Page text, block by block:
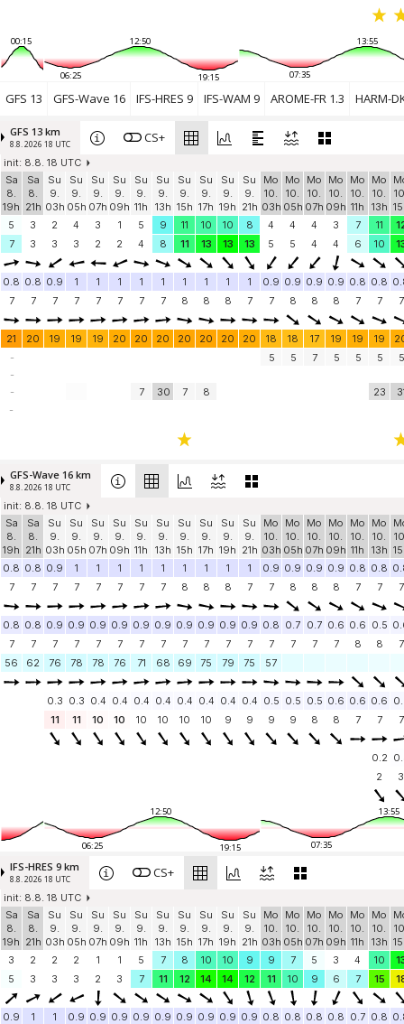
00:15 12:50
06:25 19:15
13:55
07:35
GFS 13 GFS-Wave 16 IFS-HRES 9 IFS-WAM 9 AROME-FR 1.3 HARM-
GFS 13 km
8.8. 2026 18 UTC CS+
init: 8.8. 18 UTC
Sa
8.
19h
Sa
8.
21h
Su
9.
03h
Su
9.
05h
Su
9.
07h
Su
9.
09h
Su
9.
11h
Su
9.
13h
Su
9.
15h
Su
9.
17h
Su
9.
19h
Su
9.
21h
Mo
10.
03h
Mo
10.
05h
Mo
10.
07h
Mo
10.
09h
Mo
10.
11h
Mo
10.
13h
5
3 2 4 3 1 5 9 11 10 10 8 4 4 4 3 7 11
7
3 3 3 2 2 4 8 11 13 13 13 5 5 4 4 6 10
0.8 0.8 0.9 1 1 1 1 1 1 1 1 1 0.9 0.9 0.9 0.9 0.8 0.8
7
7 7 7 7 7 7 7 8 8 8 7 7 8 8 8 7 7 7
21 20 19 19 19 20 20 20 20 20 20 20 18 18 17 19 19 19
-
-
-
7 30 7 8
5 5 7 5 5 5
23
5
-
GFS-Wave 16 km
8.8. 2026 18 UTC
init: 8.8. 18 UTC
Sa
8.
19h
Sa
8.
21h
Su
9.
03h
Su
9.
05h
Su
9.
07h
Su
9.
09h
Su
9.
11h
Su
9.
13h
Su
9.
15h
Su
9.
17h
Su
9.
19h
Su
9.
21h
Mo
10.
03h
Mo
10.
05h
Mo
10.
07h
Mo
10.
09h
Mo
10.
11h
Mo
10.
13h
0.8 0.8 0.9 1 1 1 1 1 1 1 1 1 0.9 0.9 0.9 0.9 0.8 0.8
7
7 7 7 7 7 7 7 8 8 8 7 7 8 8 8 7 7 7
0.8 0.8 0.9 0.9 0.9 0.9 0.9 0.9 0.9 0.9 0.9 0.9 0.8 0.7 0.7 0.6 0.6 0.5
7
7 7 7 7 7 7 7 7 7 7 7 7 7 7 7 8 8
7
56
62 76 78 78 76 71 68 69 75 79 75 57
0.3 0.3 0.4 0.4 0.4 0.4 0.4 0.4 0.4 0.4 0.5 0.5 0.5 0.6 0.6 0.6
11
11 10 10 10 10 10 10 9 9 9 9 8 8 7 7 7
0.2
2
3
12:50
06:25 19:15
13:55
07:35
IFS-HRES 9 km
8.8. 2026 18 UTC CS+
init: 8.8. 18 UTC
Sa
8.
19h
Sa
8.
21h
Su
9.
03h
Su
9.
05h
Su
9.
07h
Su
9.
09h
Su
9.
11h
Su
9.
13h
Su
9.
15h
Su
9.
17h
Su
9.
19h
Su
9.
21h
Mo
10.
03h
Mo
10.
05h
Mo
10.
07h
Mo
10.
09h
Mo
10.
11h
Mo
10.
13h
3
2 2 2 1 1 5 7 8 10 10 9 9 7 5 3 4 10
5
3 3 3 2 3 7 11 12 14 14 12 11 10 9 6 7 15
0.9 1 1 0.9 0.9 0.9 0.9 0.9 0.9 0.9 0.9 0.9 0.8 0.8 0.8 0.8 0.7 0.8